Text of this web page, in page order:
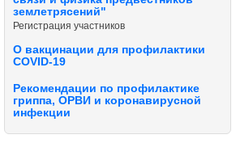
землетрясений"
Регистрация участников
О вакцинации для профилактики
COVID-19
Рекомендации по профилактике
гриппа, ОРВИ и коронавирусной
инфекции